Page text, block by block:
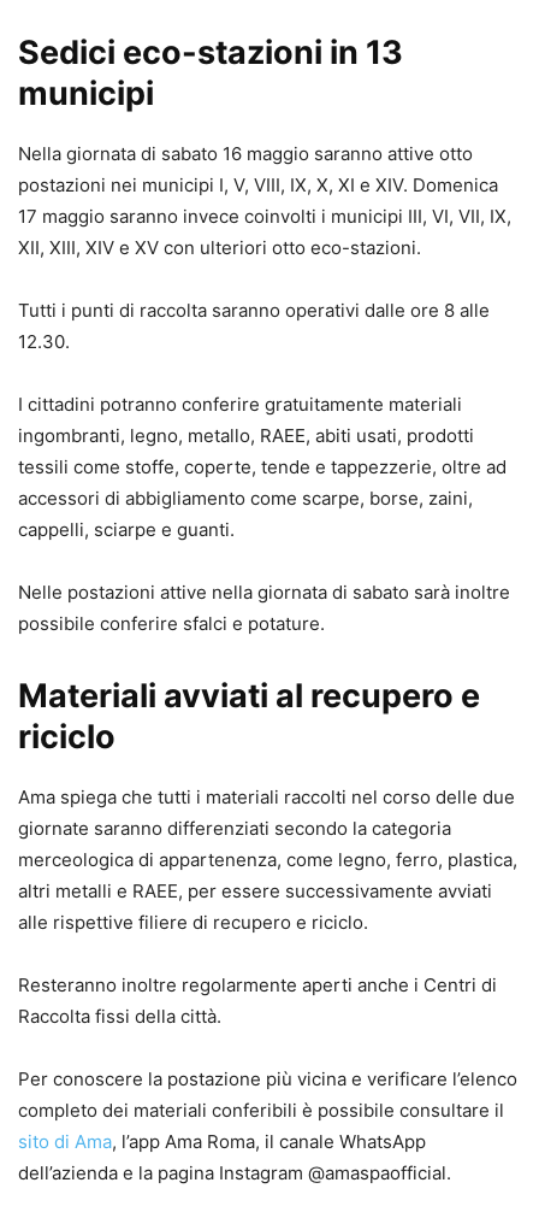
Sedici eco-stazioni in 13
municipi
Nella giornata di sabato 16 maggio saranno attive otto
postazioni nei municipi I, V, VIII, IX, X, XI e XIV. Domenica
17 maggio saranno invece coinvolti i municipi III, VI, VII, IX,
XII, XIII, XIV e XV con ulteriori otto eco-stazioni.
Tutti i punti di raccolta saranno operativi dalle ore 8 alle
12.30.
I cittadini potranno conferire gratuitamente materiali
ingombranti, legno, metallo, RAEE, abiti usati, prodotti
tessili come stoffe, coperte, tende e tappezzerie, oltre ad
accessori di abbigliamento come scarpe, borse, zaini,
cappelli, sciarpe e guanti.
Nelle postazioni attive nella giornata di sabato sarà inoltre
possibile conferire sfalci e potature.
Materiali avviati al recupero e
riciclo
Ama spiega che tutti i materiali raccolti nel corso delle due
giornate saranno differenziati secondo la categoria
merceologica di appartenenza, come legno, ferro, plastica,
altri metalli e RAEE, per essere successivamente avviati
alle rispettive filiere di recupero e riciclo.
Resteranno inoltre regolarmente aperti anche i Centri di
Raccolta fissi della città.
Per conoscere la postazione più vicina e verificare l’elenco
completo dei materiali conferibili è possibile consultare il
sito di Ama, l’app Ama Roma, il canale WhatsApp
dell’azienda e la pagina Instagram @amaspaofficial.